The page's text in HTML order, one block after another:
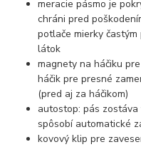
meracie pásmo je
chráni pred
potlače mierky častým
látok
magnety na háčiku
háčik pre presné
(pred aj za háčikom)
autostop: pás
spôsobí automatické
kovový klip pre